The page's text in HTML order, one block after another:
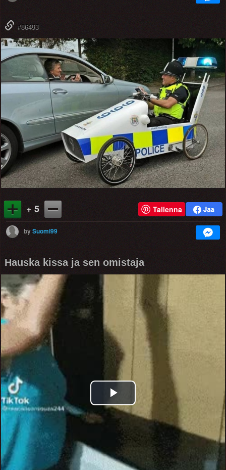
#86493
+ 5 Tallenna
bySuomi99
Hauska kissa ja sen omistaja
Play
Video